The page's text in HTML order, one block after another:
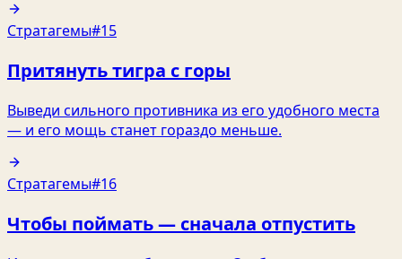
Стратагемы#15
Притянуть тигра с горы
Выведи сильного противника из его удобного места
— и его мощь станет гораздо меньше.
Стратагемы#16
Чтобы поймать — сначала отпустить